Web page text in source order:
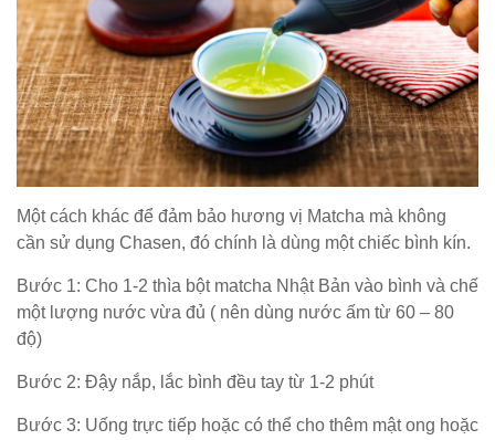
Một cách khác để đảm bảo hương vị Matcha mà không
cần sử dụng Chasen, đó chính là dùng một chiếc bình kín.
Bước 1: Cho 1-2 thìa bột matcha Nhật Bản vào bình và chế
một lượng nước vừa đủ ( nên dùng nước ấm từ 60 – 80
độ)
Bước 2: Đậy nắp, lắc bình đều tay từ 1-2 phút
Bước 3: Uống trực tiếp hoặc có thể cho thêm mật ong hoặc